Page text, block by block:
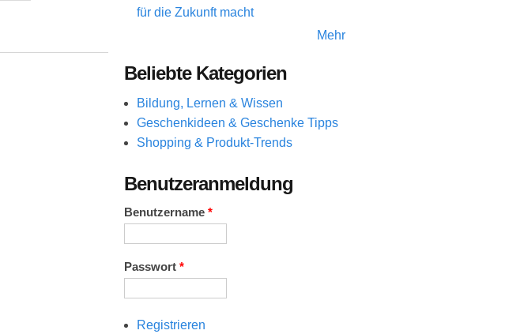
für die Zukunft macht
Mehr
Beliebte Kategorien
Bildung, Lernen & Wissen
Geschenkideen & Geschenke Tipps
Shopping & Produkt-Trends
Benutzeranmeldung
Benutzername *
Passwort *
Registrieren